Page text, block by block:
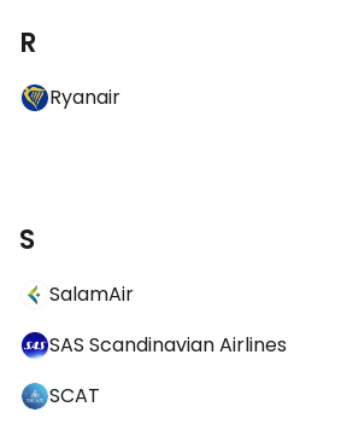
R
Ryanair
S
SalamAir
SAS Scandinavian Airlines
SCAT